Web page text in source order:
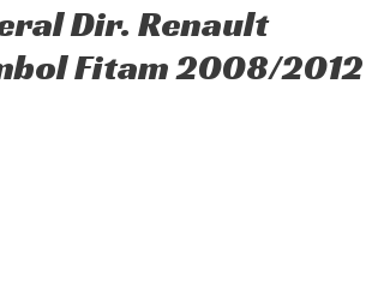
Dir. Renault
Fitam 2008/2012